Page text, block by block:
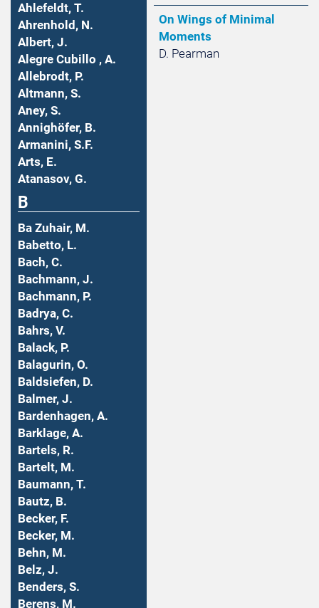
Ahlefeldt, T.
Ahrenhold, N.
Albert, J.
Alegre Cubillo , A.
Allebrodt, P.
Altmann, S.
Aney, S.
Annighöfer, B.
Armanini, S.F.
Arts, E.
Atanasov, G.
B
Ba Zuhair, M.
Babetto, L.
Bach, C.
Bachmann, J.
Bachmann, P.
Badrya, C.
Bahrs, V.
Balack, P.
Balagurin, O.
Baldsiefen, D.
Balmer, J.
Bardenhagen, A.
Barklage, A.
Bartels, R.
Bartelt, M.
Baumann, T.
Bautz, B.
Becker, F.
Becker, M.
Behn, M.
Belz, J.
Benders, S.
Berens, M.
On Wings of Minimal
Moments
D. Pearman